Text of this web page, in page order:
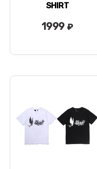
SHIRT
1999₽